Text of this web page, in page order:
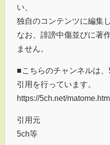
い、
独自のコンテンツに編集
なお、誹謗中傷並びに著
ません。
■こちらのチャンネルは
引用を行っています。
https://5ch.net/matome.html
引用元
5ch等